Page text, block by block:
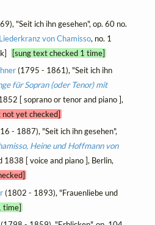
"Seit ich ihn gesehen", op. 60 no.
von Chamisso, no. 1
[sung text checked 1 time]
(1795 - 1861), "Seit ich ihn
für Sopran (oder Tenor) mit
[ soprano or tenor and piano ],
not yet checked]
- 1887), "Seit ich ihn gesehen",
Heine und Hoffmann von
1838 [ voice and piano ], Berlin,
(1802 - 1893), "Frauenliebe und
time]